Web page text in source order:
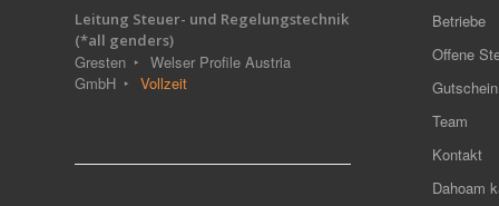
Leitung Steuer- und Regelungstechnik
(*all genders)
Gresten
Welser Profile Austria
GmbH
Vollzeit
Betriebe
Offene
Gutschein
Team
Kontakt
Dahoam